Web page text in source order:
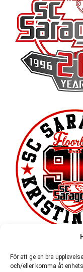
För att ge en bra
och/eller komma åt